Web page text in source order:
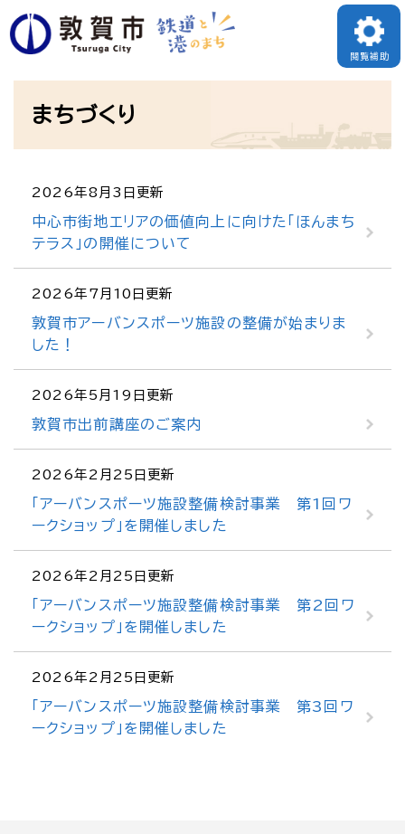
ペ
ー
メニューを飛ばして本文へ
閲覧補助
まちづくり
2026年8月3日更新
中心市街地エリアの価値向上に向けた「ほんまち
テラス」の開催について
2026年7月10日更新
敦賀市アーバンスポーツ施設の整備が始まりま
した！
2026年5月19日更新
敦賀市出前講座のご案内
2026年2月25日更新
「アーバンスポーツ施設整備検討事業 第1回ワ
ークショップ」を開催しました
2026年2月25日更新
「アーバンスポーツ施設整備検討事業 第2回ワ
ークショップ」を開催しました
2026年2月25日更新
「アーバンスポーツ施設整備検討事業 第3回ワ
ークショップ」を開催しました